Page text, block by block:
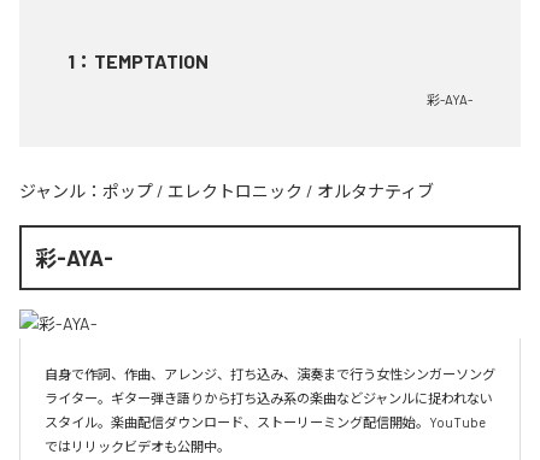
1 ： TEMPTATION
彩-AYA-
ジャンル： ポップ / エレクトロニック / オルタナティブ
彩-AYA-
自身で作詞、作曲、アレンジ、打ち込み、演奏まで行う女性シンガーソング
ライター。ギター弾き語りから打ち込み系の楽曲などジャンルに捉われない
スタイル。楽曲配信ダウンロード、ストーリーミング配信開始。YouTube
ではリリックビデオも公開中。